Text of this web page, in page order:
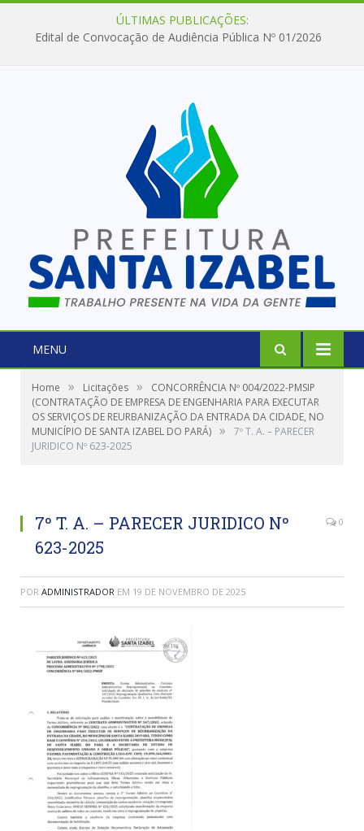
ÚLTIMAS PUBLICAÇÕES:
Edital de Convocação de Audiência Pública Nº 01/2026
MENU
Home » Licitações »
CONCORRÊNCIA Nº 004/2022-PMSIP
(CONTRATAÇÃO DE EMPRESA DE ENGENHARIA PARA EXECUTAR
OS SERVIÇOS DE REURBANIZAÇÃO DA ENTRADA DA CIDADE, NO
MUNICÍPIO DE SANTA IZABEL DO PARÁ) »
7º T. A. – PARECER
JURIDICO Nº 623-2025
7º T. A. – PARECER JURIDICO Nº
623-2025
0
POR ADMINISTRADOR EM 19 DE NOVEMBRO DE 2025